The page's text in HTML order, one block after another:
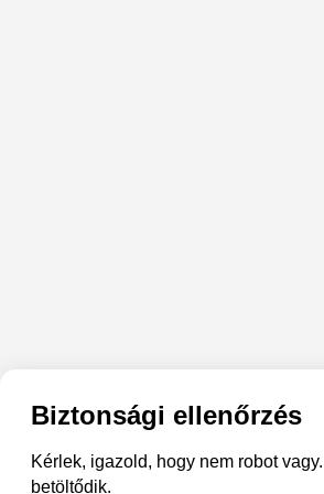
Biztonsági ellenőrzés
Kérlek, igazold, hogy nem robot
betöltődik.